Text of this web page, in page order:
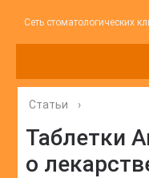
Сеть стоматологических
Статьи ›
Таблетки
о